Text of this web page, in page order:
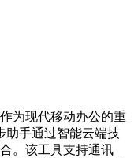
作为现代移动办公的重
助手通过智能云端技
。该工具支持通讯